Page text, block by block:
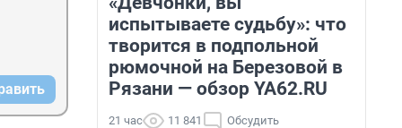
испытываете судьбу»: что
творится в подпольной
рюмочной на Березовой в
Рязани — обзор YA62.RU
21 час 11 841 Обсудить